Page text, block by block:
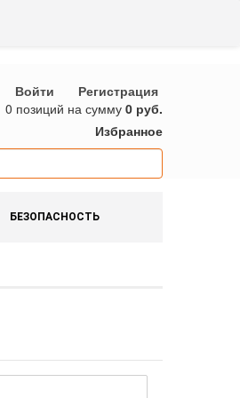
Войти
Регистрация
0 позиций на сумму 0 руб.
Избранное
БЕЗОПАСНОСТЬ